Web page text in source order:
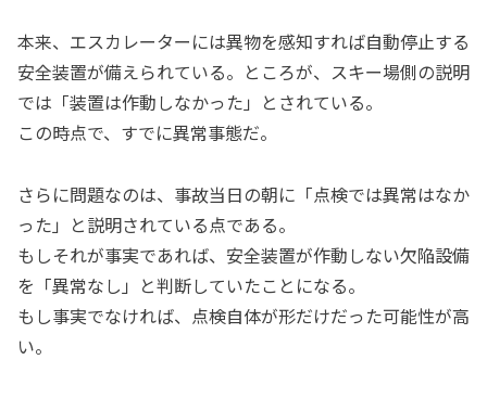
本来、エスカレーターには異物を感知すれば自動停止する
安全装置が備えられている。ところが、スキー場側の説明
では「装置は作動しなかった」とされている。
この時点で、すでに異常事態だ。
さらに問題なのは、事故当日の朝に「点検では異常はなか
った」と説明されている点である。
もしそれが事実であれば、安全装置が作動しない欠陥設備
を「異常なし」と判断していたことになる。
もし事実でなければ、点検自体が形だけだった可能性が高
い。